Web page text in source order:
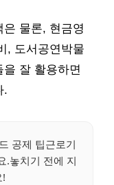
물론, 현금영
, 도서공연박물
잘 활용하면
.
공제 팁근로기
.놓치기 전에 지